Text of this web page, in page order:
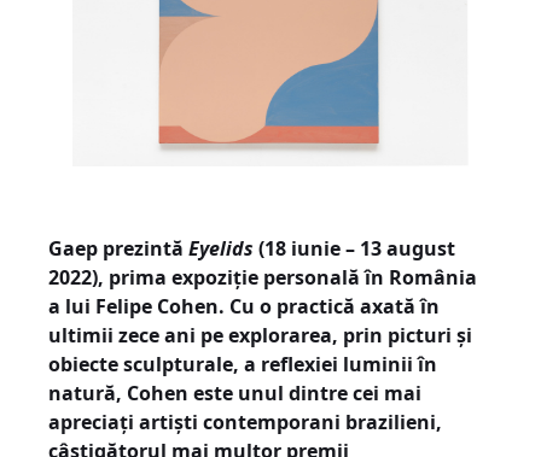
Gaep prezintă Eyelids (18 iunie – 13 august
2022), prima expoziție personală în România
a lui Felipe Cohen. Cu o practică axată în
ultimii zece ani pe explorarea, prin picturi și
obiecte sculpturale, a reflexiei luminii în
natură, Cohen este unul dintre cei mai
apreciați artiști contemporani brazilieni,
câștigătorul mai multor premii